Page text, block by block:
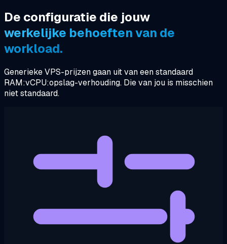
De configuratie die jouw
werkelijke behoeften van de
workload.
Generieke VPS-prijzen gaan uit van een standaard
RAM:vCPU:opslag-verhouding. Die van jou is misschien
niet standaard.